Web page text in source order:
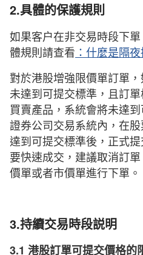
2.具體的保護規則
如果客户在非交易時段下
體規則請查看 ： 什麼是隔夜
對於港股增強限價單訂單
未達到可提交標準，且訂
買賣產品，系統會將未達
證券公司交易系統內，在
達到可提交標準後，正式
要快速成交，建議取消訂
價單或者市價單進行下單。
3.持續交易時段説明
3.1 港股訂單可提交價格的